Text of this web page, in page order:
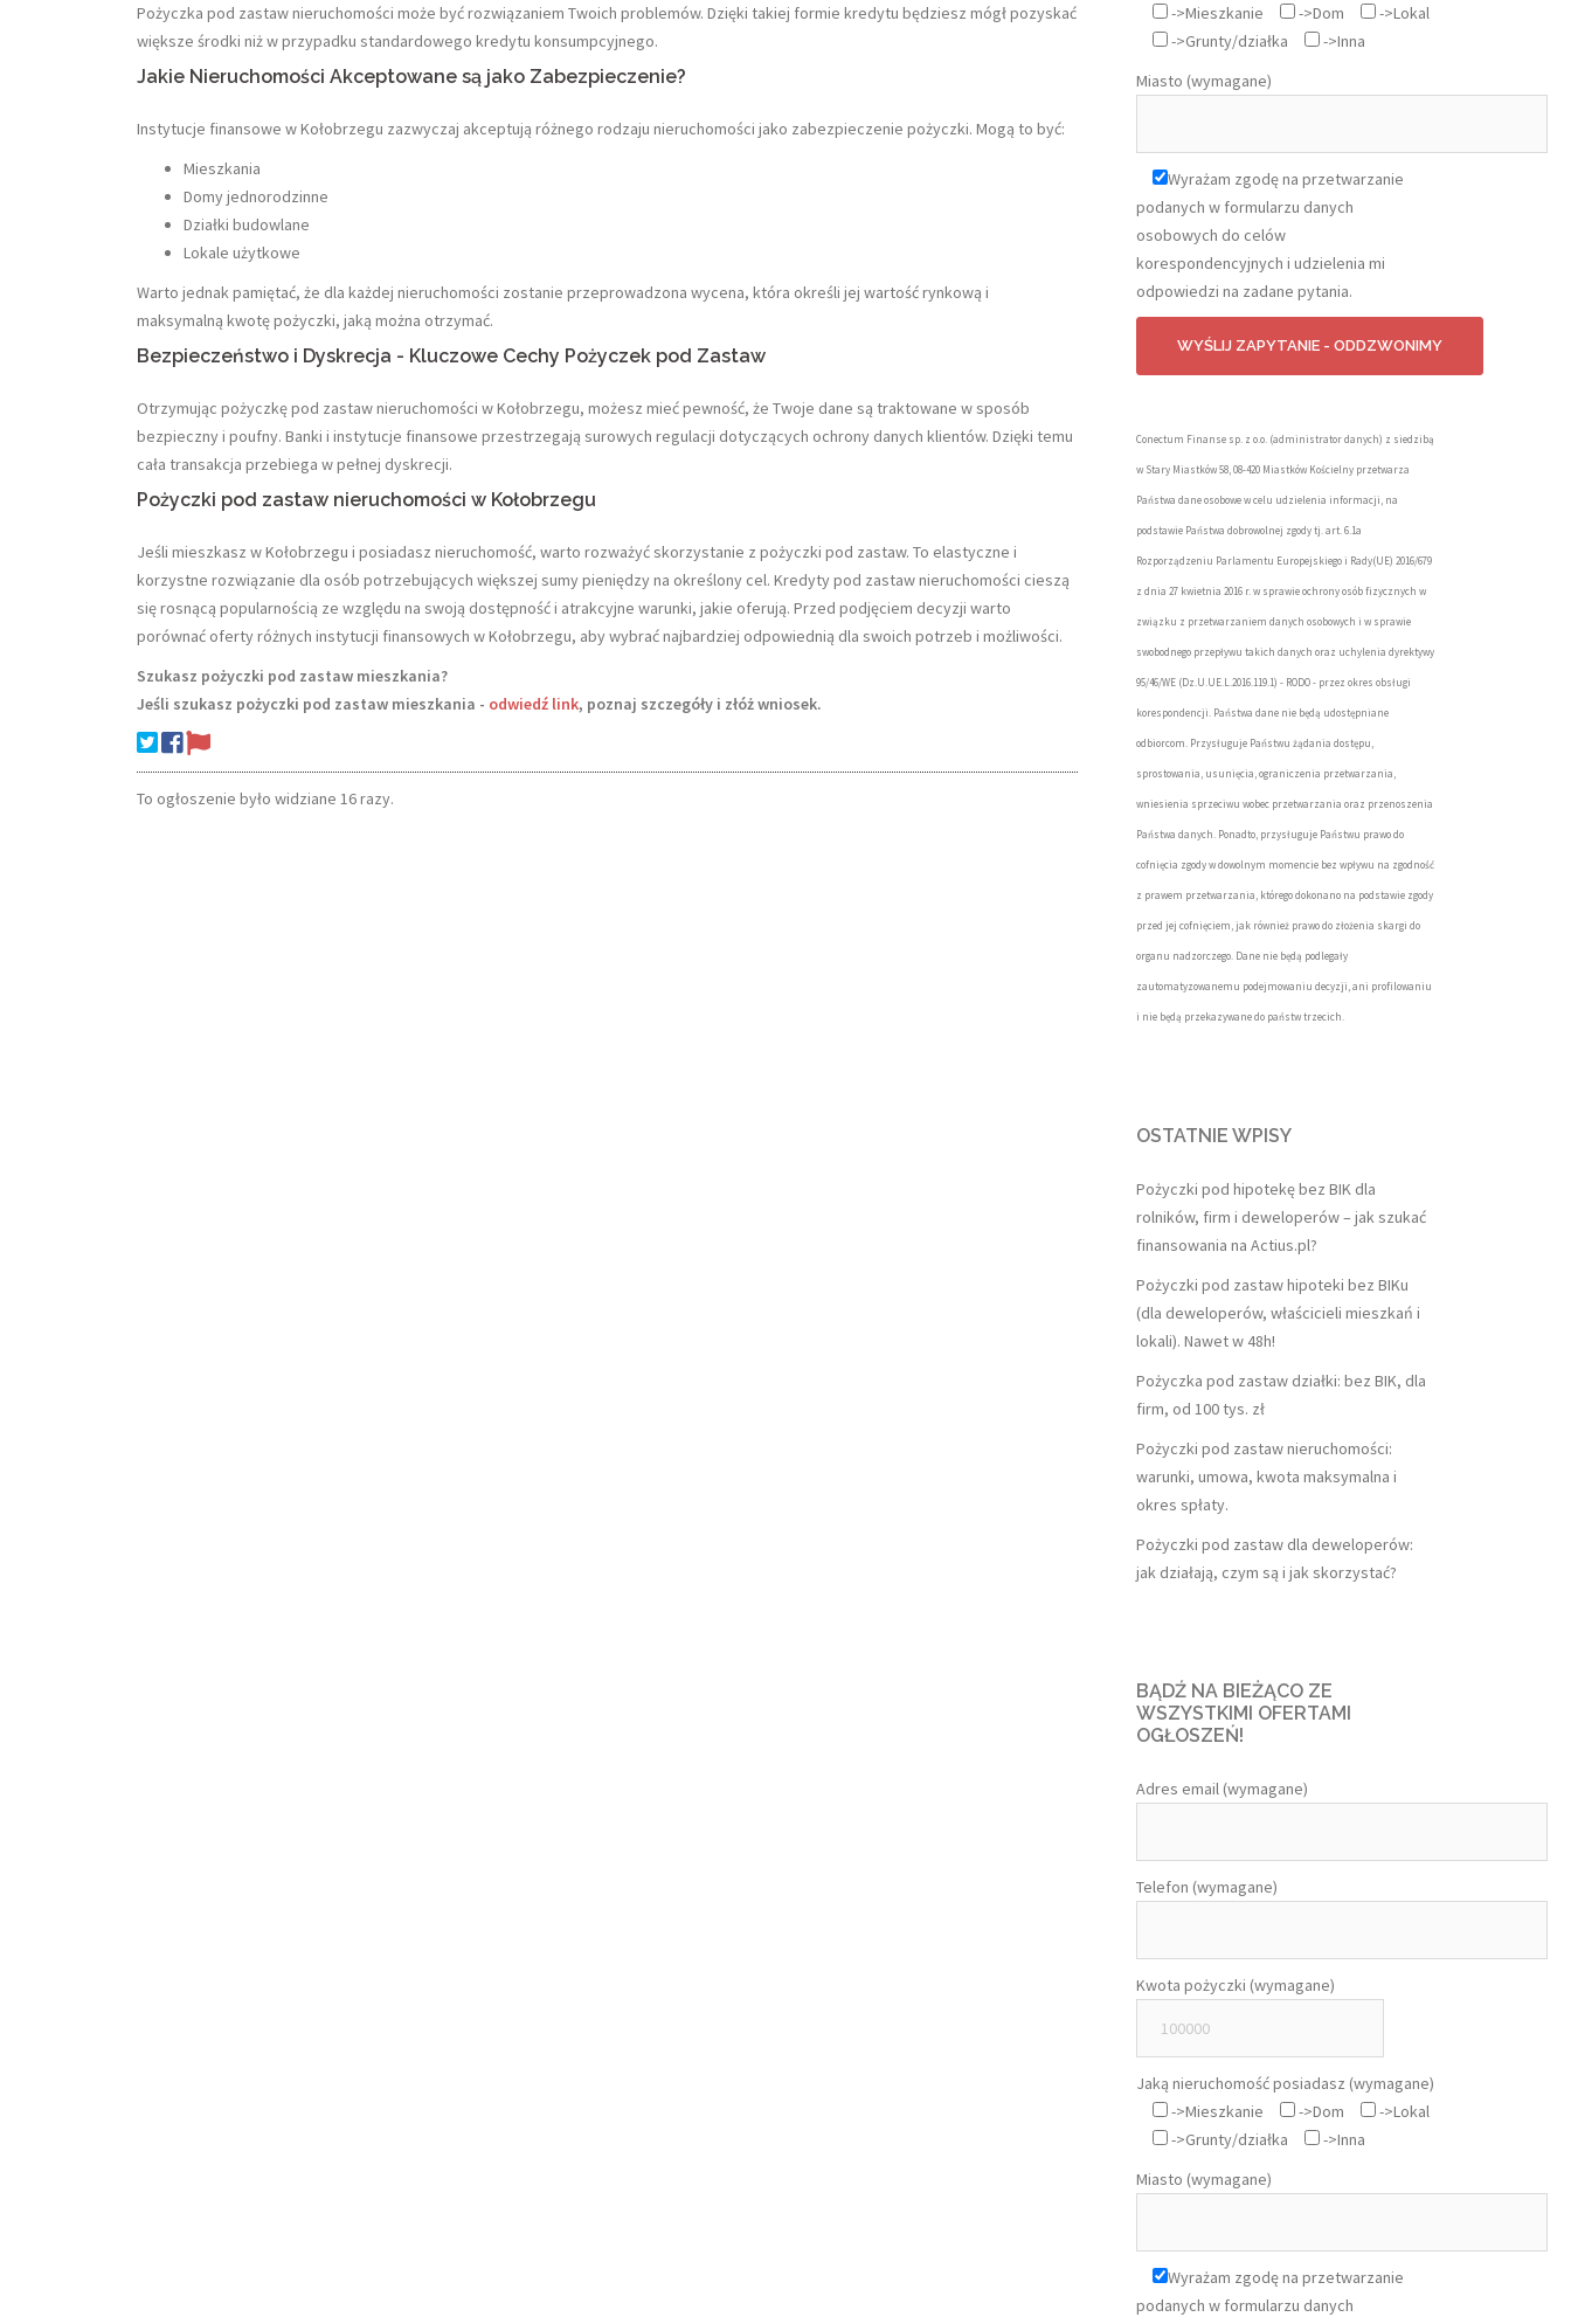
Pożyczka pod zastaw nieruchomości może być rozwiązaniem Twoich problemów. Dzięki takiej formie kredytu będziesz mógł pozyskać
większe środki niż w przypadku standardowego kredytu konsumpcyjnego.
Jakie Nieruchomości Akceptowane są jako Zabezpieczenie?
Instytucje finansowe w Kołobrzegu zazwyczaj akceptują różnego rodzaju nieruchomości jako zabezpieczenie pożyczki. Mogą to być:
Mieszkania
Domy jednorodzinne
Działki budowlane
Lokale użytkowe
Warto jednak pamiętać, że dla każdej nieruchomości zostanie przeprowadzona wycena, która określi jej wartość rynkową i
maksymalną kwotę pożyczki, jaką można otrzymać.
Bezpieczeństwo i Dyskrecja - Kluczowe Cechy Pożyczek pod Zastaw
Otrzymując pożyczkę pod zastaw nieruchomości w Kołobrzegu, możesz mieć pewność, że Twoje dane są traktowane w sposób
bezpieczny i poufny. Banki i instytucje finansowe przestrzegają surowych regulacji dotyczących ochrony danych klientów. Dzięki temu
cała transakcja przebiega w pełnej dyskrecji.
Pożyczki pod zastaw nieruchomości w Kołobrzegu
Jeśli mieszkasz w Kołobrzegu i posiadasz nieruchomość, warto rozważyć skorzystanie z pożyczki pod zastaw. To elastyczne i
korzystne rozwiązanie dla osób potrzebujących większej sumy pieniędzy na określony cel. Kredyty pod zastaw nieruchomości cieszą
się rosnącą popularnością ze względu na swoją dostępność i atrakcyjne warunki, jakie oferują. Przed podjęciem decyzji warto
porównać oferty różnych instytucji finansowych w Kołobrzegu, aby wybrać najbardziej odpowiednią dla swoich potrzeb i możliwości.
Szukasz pożyczki pod zastaw mieszkania?
Jeśli szukasz pożyczki pod zastaw mieszkania - odwiedź link, poznaj szczegóły i złóż wniosek.
To ogłoszenie było widziane 16 razy.
->Mieszkanie
->Dom
->Lokal
->Grunty/działka
->Inna
Miasto (wymagane)
Wyrażam zgodę na przetwarzanie
podanych w formularzu danych
osobowych do celów
korespondencyjnych i udzielenia mi
odpowiedzi na zadane pytania.
Conectum Finanse sp. z o.o. (administrator danych) z siedzibą
w Stary Miastków 58, 08-420 Miastków Kościelny przetwarza
Państwa dane osobowe w celu udzielenia informacji, na
podstawie Państwa dobrowolnej zgody tj. art. 6.1a
Rozporządzeniu Parlamentu Europejskiego i Rady(UE) 2016/679
z dnia 27 kwietnia 2016 r. w sprawie ochrony osób fizycznych w
związku z przetwarzaniem danych osobowych i w sprawie
swobodnego przepływu takich danych oraz uchylenia dyrektywy
95/46/WE (Dz.U.UE.L.2016.119.1) - RODO - przez okres obsługi
korespondencji. Państwa dane nie będą udostępniane
odbiorcom. Przysługuje Państwu żądania dostępu,
sprostowania, usunięcia, ograniczenia przetwarzania,
wniesienia sprzeciwu wobec przetwarzania oraz przenoszenia
Państwa danych. Ponadto, przysługuje Państwu prawo do
cofnięcia zgody w dowolnym momencie bez wpływu na zgodność
z prawem przetwarzania, którego dokonano na podstawie zgody
przed jej cofnięciem, jak również prawo do złożenia skargi do
organu nadzorczego. Dane nie będą podlegały
zautomatyzowanemu podejmowaniu decyzji, ani profilowaniu
i nie będą przekazywane do państw trzecich.
OSTATNIE WPISY
Pożyczki pod hipotekę bez BIK dla
rolników, firm i deweloperów – jak szukać
finansowania na Actius.pl?
Pożyczki pod zastaw hipoteki bez BIKu
(dla deweloperów, właścicieli mieszkań i
lokali). Nawet w 48h!
Pożyczka pod zastaw działki: bez BIK, dla
firm, od 100 tys. zł
Pożyczki pod zastaw nieruchomości:
warunki, umowa, kwota maksymalna i
okres spłaty.
Pożyczki pod zastaw dla deweloperów:
jak działają, czym są i jak skorzystać?
BĄDŹ NA BIEŻĄCO ZE
WSZYSTKIMI OFERTAMI
OGŁOSZEŃ!
Adres email (wymagane)
Telefon (wymagane)
Kwota pożyczki (wymagane)
Jaką nieruchomość posiadasz (wymagane)
->Mieszkanie
->Dom
->Lokal
->Grunty/działka
->Inna
Miasto (wymagane)
Wyrażam zgodę na przetwarzanie
podanych w formularzu danych